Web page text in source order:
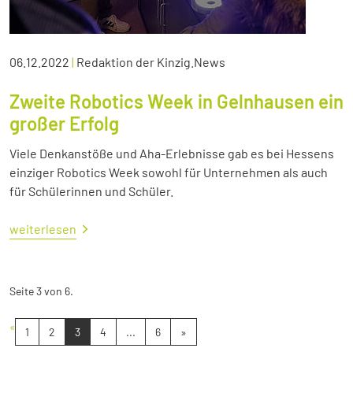
06.12.2022 | Redaktion der Kinzig.News
Zweite Robotics Week in Gelnhausen ein
großer Erfolg
Viele Denkanstöße und Aha-Erlebnisse gab es bei Hessens
einziger Robotics Week sowohl für Unternehmen als auch
für Schülerinnen und Schüler.
weiterlesen
Seite 3 von 6.
« 1 2 3 4 ... 6 »